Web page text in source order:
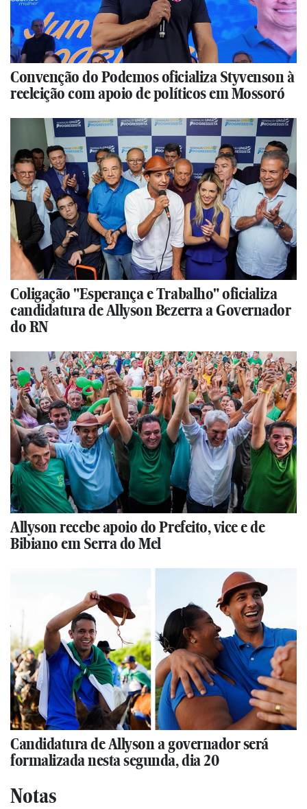
Convenção do Podemos oficializa Styvenson à
reeleição com apoio de políticos em Mossoró
Coligação "Esperança e Trabalho" oficializa
candidatura de Allyson Bezerra a Governador
do RN
Allyson recebe apoio do Prefeito, vice e de
Bibiano em Serra do Mel
Candidatura de Allyson a governador será
formalizada nesta segunda, dia 20
Notas